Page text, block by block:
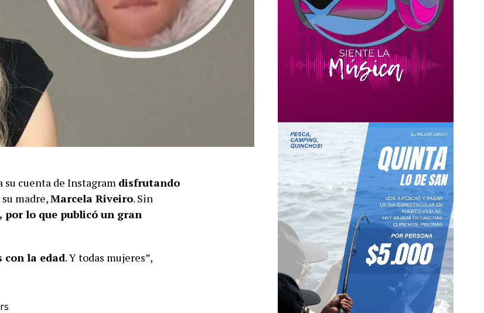
su cuenta de Instagram disfrutando
madre,Marcela Riveiro. Sin
por lo que publicó un gran
con la edad. Y todas mujeres”,